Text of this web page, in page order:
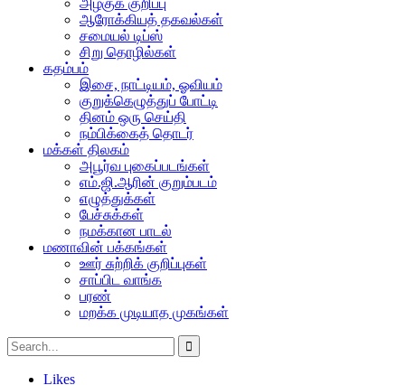
ஆரோக்கியத் தகவல்கள்
சமையல் டிப்ஸ்
சிறு தொழில்கள்
கதம்பம்
இசை, நாட்டியம், ஓவியம்
குறுக்கெழுத்துப் போட்டி
தினம் ஒரு செய்தி
நம்பிக்கைத் தொடர்
மக்கள் திலகம்
அபூர்வ புகைப்படங்கள்
எம்.ஜி.ஆரின் குறும்படம்
எழுத்துக்கள்
பேச்சுக்கள்
நமக்கான பாடல்
மணாவின் பக்கங்கள்
ஊர் சுற்றிக் குறிப்புகள்
சாப்பிட வாங்க
பரண்
மறக்க முடியாத முகங்கள்
Likes